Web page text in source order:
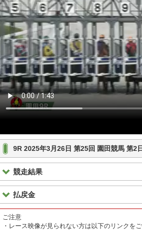
9R 2025年3月26日 第25回 園田競馬 第
競走結果
払戻金
ご注意
・レース映像が見られない方は以下のリンクをご